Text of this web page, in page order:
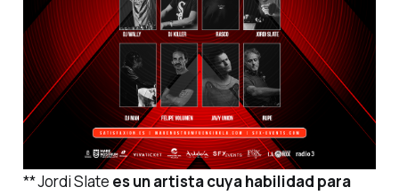
** Jordi Slate es un artista cuya habilidad para